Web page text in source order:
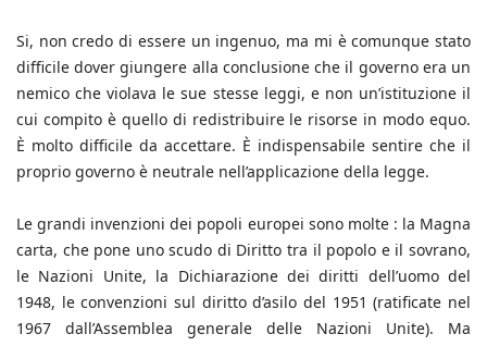
Si, non credo di essere un ingenuo, ma mi è comunque stato
difficile dover giungere alla conclusione che il governo era un
nemico che violava le sue stesse leggi, e non un’istituzione il
cui compito è quello di redistribuire le risorse in modo equo.
È molto difficile da accettare. È indispensabile sentire che il
proprio governo è neutrale nell’applicazione della legge.
Le grandi invenzioni dei popoli europei sono molte : la Magna
carta, che pone uno scudo di Diritto tra il popolo e il sovrano,
le Nazioni Unite, la Dichiarazione dei diritti dell’uomo del
1948, le convenzioni sul diritto d’asilo del 1951 (ratificate nel
1967 dall’Assemblea generale delle Nazioni Unite). Ma